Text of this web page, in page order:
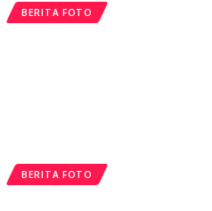
BERITA FOTO
BERITA FOTO